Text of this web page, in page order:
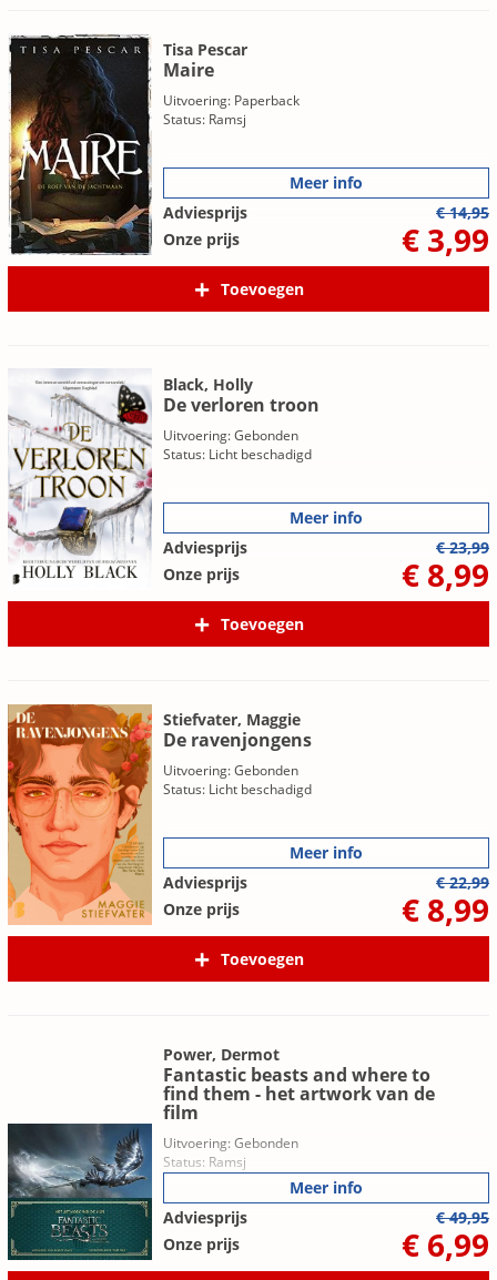
Tisa Pescar
Maire
Uitvoering: Paperback
Status: Ramsj
Meer info
Adviesprijs
€ 14,95
Onze prijs
€ 3,99
Toevoegen
Black, Holly
De verloren troon
Uitvoering: Gebonden
Status: Licht beschadigd
Meer info
Adviesprijs
€ 23,99
Onze prijs
€ 8,99
Toevoegen
Stiefvater, Maggie
De ravenjongens
Uitvoering: Gebonden
Status: Licht beschadigd
Meer info
Adviesprijs
€ 22,99
Onze prijs
€ 8,99
Toevoegen
Power, Dermot
Fantastic beasts and where to
find them - het artwork van de
film
Uitvoering: Gebonden
Status: Ramsj
Meer info
Adviesprijs
€ 49,95
Onze prijs
€ 6,99